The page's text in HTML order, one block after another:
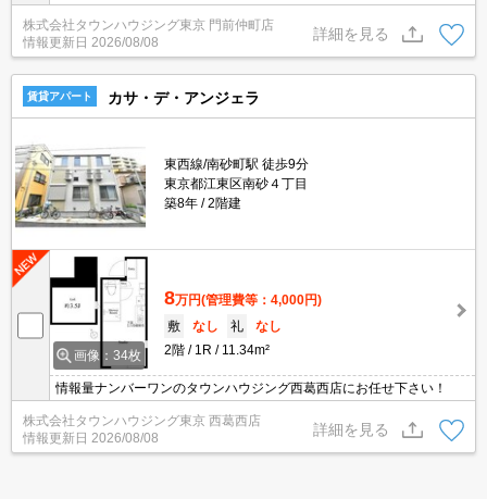
株式会社タウンハウジング東京 門前仲町店
情報更新日 2026/08/08
詳細を見る
賃貸アパート カサ・デ・アンジェラ
東西線/南砂町駅 徒歩9分
東京都江東区南砂４丁目
築8年
2階建
画像：34枚
8万円(管理費等：4,000円)
敷
なし 礼
なし
2階
1R 11.34m²
情報量ナンバーワンのタウンハウジング西葛西店にお任せ下さい！
株式会社タウンハウジング東京 西葛西店
情報更新日 2026/08/08
詳細を見る